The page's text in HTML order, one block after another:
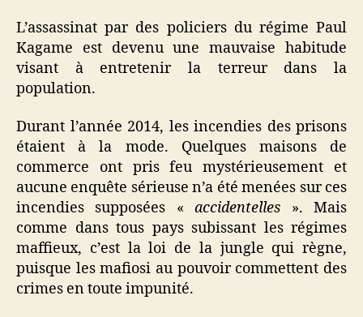
L’assassinat par des policiers du régime Paul
Kagame est devenu une mauvaise habitude
visant à entretenir la terreur dans la
population.
Durant l’année 2014, les incendies des prisons
étaient à la mode. Quelques maisons de
commerce ont pris feu mystérieusement et
aucune enquête sérieuse n’a été menées sur ces
incendies supposées «accidentelles ». Mais
comme dans tous pays subissant les régimes
maffieux, c’est la loi de la jungle qui règne,
puisque les mafiosi au pouvoir commettent des
crimes en toute impunité.